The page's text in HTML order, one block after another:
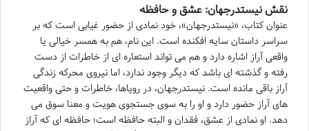
نقش نیستدرجهان: عشق و حافظه
عنوان کتاب، «نیستدرجهان»، خود نمادی از حضور غیابی است که بر
سراسر داستان سایه افکنده است. این نام، هم به همسر خیالی یا
واقعی آراز اشاره دارد و هم می تواند استعاره ای از خاطرات از دست
رفته و گذشته ای باشد که دیگر وجود ندارد، اما نیروی محرکه زندگی
آراز باقی مانده است. نیستدرجهان، در رویاها، خاطرات و حتی واقعیت
های آراز حضور دارد و او را به سوی جستجوی هویت و معنا سوق می
دهد. او نمادی از عشق، فقدان و البته حافظه است؛ حافظه ای که آراز